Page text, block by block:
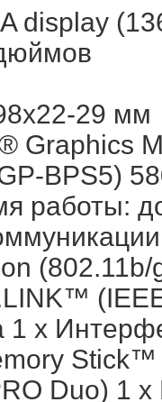
display
29 мм
Graphics
BPS5)
работы:
1 x
Duo) 1